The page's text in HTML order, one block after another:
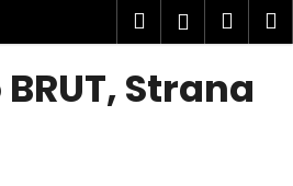
Hledat
, Strana